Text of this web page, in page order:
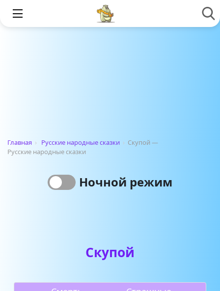
Главная › Русские народные сказки › Скупой —
Русские народные сказки
Ночной режим
Скупой